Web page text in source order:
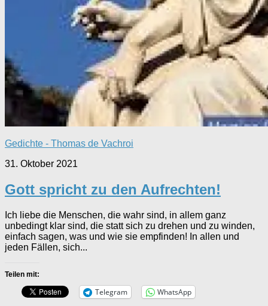
Gedichte - Thomas de Vachroi
31. Oktober 2021
Gott spricht zu den Aufrechten!
Ich liebe die Menschen, die wahr sind, in allem ganz
unbedingt klar sind, die statt sich zu drehen und zu winden,
einfach sagen, was und wie sie empfinden! In allen und
jeden Fällen, sich...
Teilen mit:
Telegram WhatsApp